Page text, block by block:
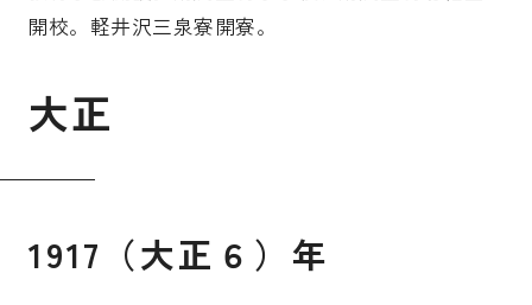
開校。軽井沢三泉寮開寮。
大正
1917（大正６）年